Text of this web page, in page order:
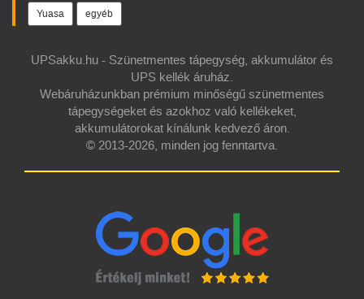
Yuasa egyéb
UPSakku.hu - Szünetmentes tápegység, akkumulátor és
UPS kellék áruház.
Webáruházunkban prémium minőségű szünetmentes
tápegységeket és azokhoz való kellékeket,
akkumulátorokat kínálunk kedvező áron.
© 2013-2026, minden jog fenntartva.